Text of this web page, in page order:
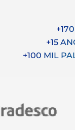
+15
+100 MIL